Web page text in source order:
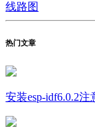
线路图
热门文章
安装esp-idf6.0.2注